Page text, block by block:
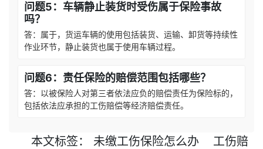
问题5：车辆静止装货时受伤属于保险事故
吗？
答：属于，货运车辆的使用包括装货、运输、卸货等持续性
作业环节，静止装货也属于使用车辆过程。
问题6：责任保险的赔偿范围包括哪些？
答：以被保险人对第三者依法应负的赔偿责任为保险标的，
包括依法应承担的工伤赔偿等经济赔偿责任。
本文标签： 未缴工伤保险怎么办
工伤赔